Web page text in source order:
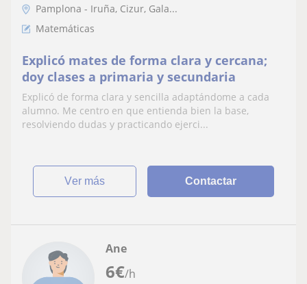
Pamplona - Iruña, Cizur, Gala...
Matemáticas
Explicó mates de forma clara y cercana;
doy clases a primaria y secundaria
Explicó de forma clara y sencilla adaptándome a cada
alumno. Me centro en que entienda bien la base,
resolviendo dudas y practicando ejerci...
ver más Contactar
6€/h
Ane